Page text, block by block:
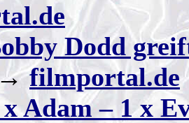
Dodd
filmportal.de
x Adam – 1 x